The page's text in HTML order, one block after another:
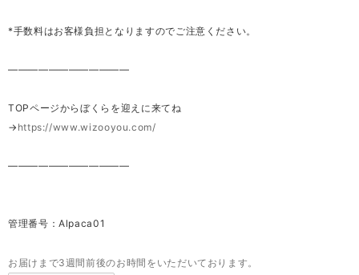
*手数料はお客様負担となりますのでご注意ください。
————————————
TOPページからぼくらを迎えに来てね
→ https://www.wizooyou.com/
————————————
管理番号：Alpaca01
お届けまで3週間前後のお時間をいただいております。